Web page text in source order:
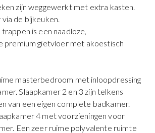
zijn weggewerkt met extra kasten.
de bijkeuken.
is een naadloze,
premium gietvloer met akoestisch
masterbedroom met inloopdressing
Slaapkamer 2 en 3 zijn telkens
van een eigen complete badkamer.
4 met voorzieningen voor
Een zeer ruime polyvalente ruimte